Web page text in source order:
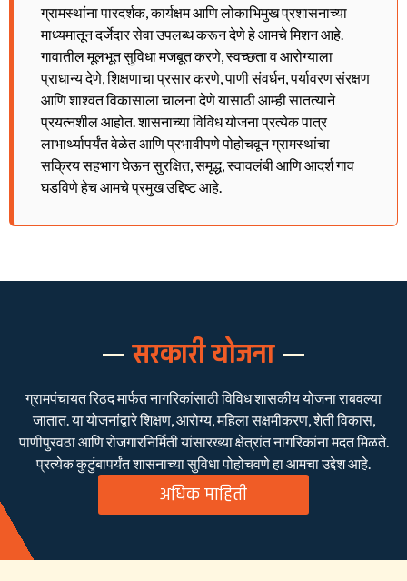
ग्रामस्थांना पारदर्शक, कार्यक्षम आणि लोकाभिमुख प्रशासनाच्या
माध्यमातून दर्जेदार सेवा उपलब्ध करून देणे हे आमचे मिशन आहे.
गावातील मूलभूत सुविधा मजबूत करणे, स्वच्छता व आरोग्याला
प्राधान्य देणे, शिक्षणाचा प्रसार करणे, पाणी संवर्धन, पर्यावरण संरक्षण
आणि शाश्वत विकासाला चालना देणे यासाठी आम्ही सातत्याने
प्रयत्नशील आहोत. शासनाच्या विविध योजना प्रत्येक पात्र
लाभार्थ्यापर्यंत वेळेत आणि प्रभावीपणे पोहोचवून ग्रामस्थांचा
सक्रिय सहभाग घेऊन सुरक्षित, समृद्ध, स्वावलंबी आणि आदर्श गाव
घडविणे हेच आमचे प्रमुख उद्दिष्ट आहे.
सरकारी योजना
ग्रामपंचायत रिठद मार्फत नागरिकांसाठी विविध शासकीय योजना राबवल्या
जातात. या योजनांद्वारे शिक्षण, आरोग्य, महिला सक्षमीकरण, शेती विकास,
पाणीपुरवठा आणि रोजगारनिर्मिती यांसारख्या क्षेत्रांत नागरिकांना मदत मिळते.
प्रत्येक कुटुंबापर्यंत शासनाच्या सुविधा पोहोचवणे हा आमचा उद्देश आहे.
अधिक माहिती